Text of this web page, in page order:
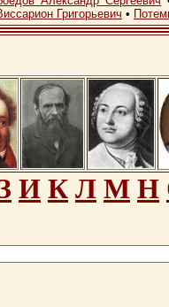
Григорьевич •
И К Л М Н